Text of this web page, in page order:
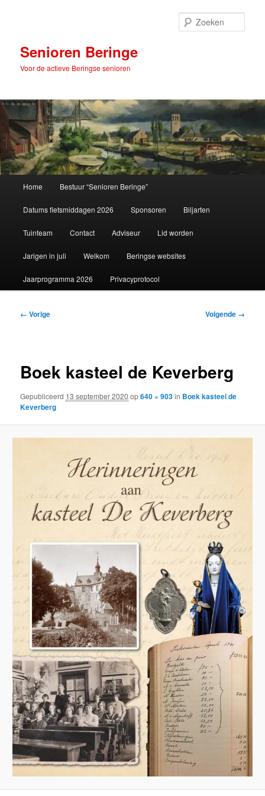
inhoudSenioren Beringe
Voor de actieve Beringse senioren
Home Bestuur “Senioren Beringe”
Datums fietsmiddagen 2026 Sponsoren Biljarten
Tuinteam Contact Adviseur Lid worden
Jarigen in juli Welkom Beringse websites
Jaarprogramma 2026 Privacyprotocol
Afbeeldingsnavigatie
← Vorige Volgende →
Boek kasteel de Keverberg
Gepubliceerd 13 september 2020 op640 × 903in Boek kasteel de
Keverberg